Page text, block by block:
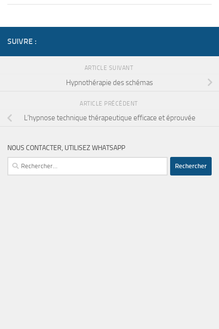
SUIVRE :
ARTICLE SUIVANT
Hypnothérapie des schémas
ARTICLE PRÉCÉDENT
L’hypnose technique thérapeutique efficace et éprouvée
NOUS CONTACTER, UTILISEZ WHATSAPP
Rechercher :